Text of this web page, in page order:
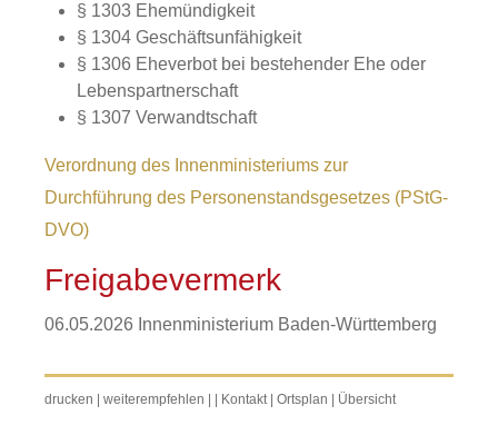
§ 1303 Ehemündigkeit
§ 1304 Geschäftsunfähigkeit
§ 1306 Eheverbot bei bestehender Ehe oder
Lebenspartnerschaft
§ 1307 Verwandtschaft
Verordnung des Innenministeriums zur
Durchführung des Personenstandsgesetzes (PStG-
DVO)
Freigabevermerk
06.05.2026 Innenministerium Baden-Württemberg
drucken weiterempfehlen Kontakt| Ortsplan Übersicht